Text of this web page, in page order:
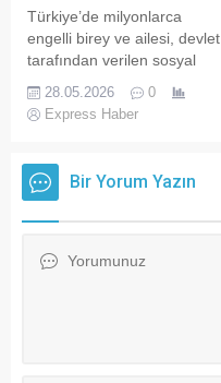
birçok alanda ciddi
eşitsizliklerle karşı karşıya
olduğunu söyledi.
Türkiye’de milyonlarca
engelli birey ve ailesi, devlet
tarafından verilen sosyal
mücadelesi veriyor. Ancak
artan kira, gıda ve sağlık
aylıkları temel ihtiyaçları
karşılamakta yetersiz
da tek başına “insanca
28.05.2026
0
Express Haber
Bir Yorum Yazın